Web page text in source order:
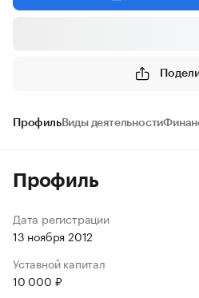
ПрофильВиды деятельности
Профиль
Дата регистрации
13 ноября 2012
Уставной капитал
10 000 ₽